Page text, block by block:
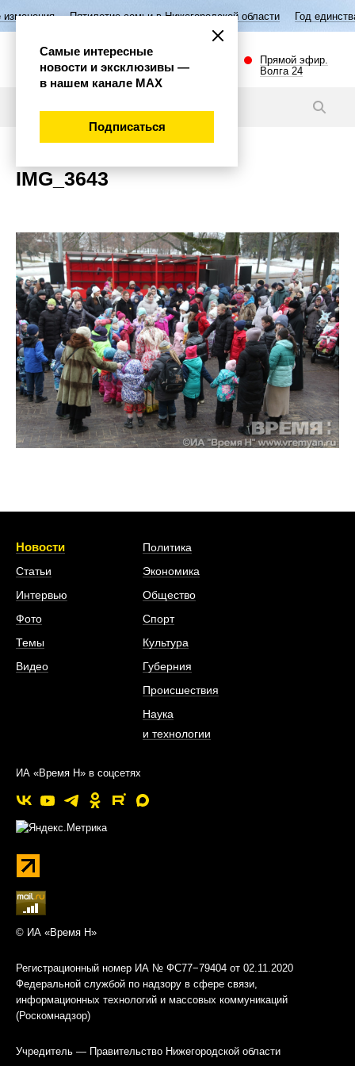
Пятилетие семьи в Нижегородской области Год
Прямой эфир.
Волга 24
IMG_3643
Новости
Статьи
Интервью
Фото
Темы
Видео
Политика
Экономика
Общество
Спорт
Культура
Губерния
Происшествия
Наука
и технологии
ИА «Время Н» в соцсетях
© ИА «Время Н»
Регистрационный номер ИА № ФС77−79404 от 02.11.2020
Федеральной службой по надзору в сфере связи,
информационных технологий и массовых коммуникаций
(Роскомнадзор)
Учредитель — Правительство Нижегородской области
Самые интересные
новости и эксклюзивы —
в нашем канале МАХ
Подписаться